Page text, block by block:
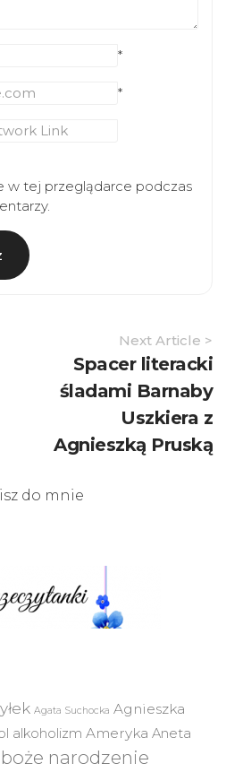
*
*
w tej przeglądarce podczas
Next Article >
Spacer literacki
śladami Barnaby
Uszkiera z
Agnieszką Pruską
do mnie
Agata Suchocka Agnieszka
alkoholizm Ameryka Aneta
boże narodzenie